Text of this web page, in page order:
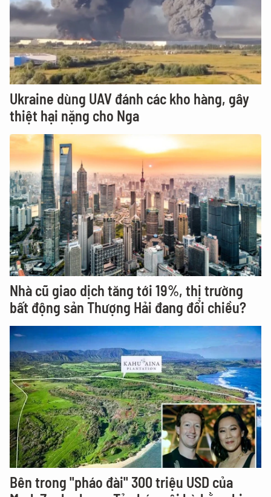
Ukraine dùng UAV đánh các kho hàng, gây
thiệt hại nặng cho Nga
Nhà cũ giao dịch tăng tới 19%, thị trường
bất động sản Thượng Hải đang đổi chiều?
Bên trong "pháo đài" 300 triệu USD của